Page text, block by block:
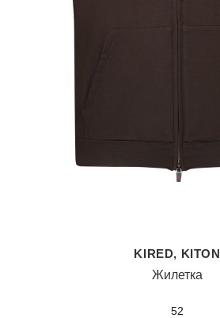
KIRED, KITON
Жилетка
52